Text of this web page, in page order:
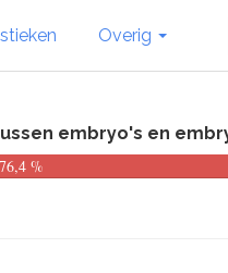
Overig
embryo's en
76,4 %